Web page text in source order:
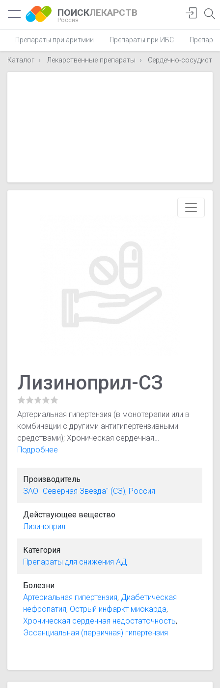
ПОИСКЛЕКАРСТВ
Россия
Препараты при аритмии Препараты при ИБС
Каталог Лекарственные препараты Сердечно-
Лизиноприл-СЗ
Артериальная гипертензия (в монотерапии или в
комбинации с другими антигипертензивными
средствами); Хроническая сердечная
недостаточность (в составе комбинированной
лечение острого инфаркта миокарда (в первые 24
часа со стабильными показателями гемодинамики
профилактики дисфункции левого желудочка и
сердечной недостаточности); Диабетическая
инсулинзависимых больных с нормальным АД и
инсулиннезависимых больных с артериальной
Подробнее
Производитель
ЗАО "Северная Звезда" (СЗ), Россия
Действующее вещество
Лизиноприл
Категория
Препараты для снижения АД
Болезни
Артериальная гипертензия, Диабетическая
нефропатия, Острый инфаркт миокарда,
Хроническая сердечная недостаточность,
Эссенциальная (первичная) гипертензия